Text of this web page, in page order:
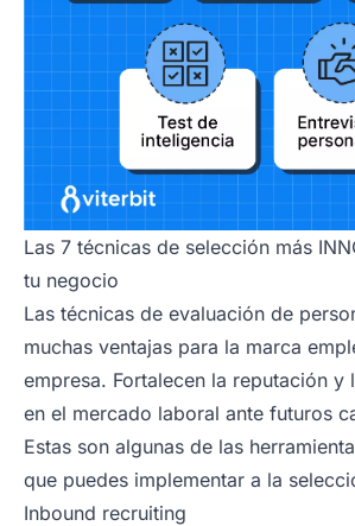
Las 7 técnicas de selección más
tu negocio
Las técnicas de evaluación de
muchas ventajas para la marca
empresa. Fortalecen la reputación y
en el mercado laboral ante futuros
Estas son algunas de las
que puedes implementar a la
Inbound recruiting